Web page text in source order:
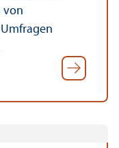
von